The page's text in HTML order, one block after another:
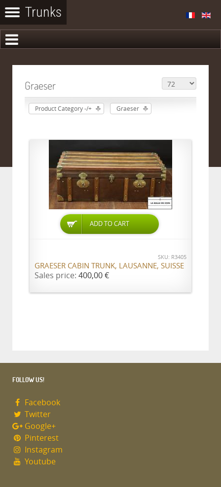
Graeser
Product Category -/+ Graeser
ADD TO CART
SKU: R3405
GRAESER CABIN TRUNK, LAUSANNE, SUISSE
Sales price: 400,00 €
FOLLOW US!
Facebook
Twitter
Google+
Pinterest
Instagram
Youtube